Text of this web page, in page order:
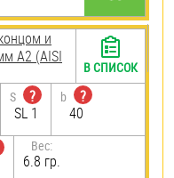
и
А2 (AISI
S
?
SL 1
b
?
40
Вес:
6.8 гр.
В СПИСОК